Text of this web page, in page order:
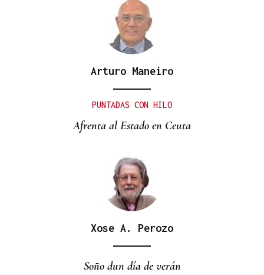
Arturo Maneiro
PUNTADAS CON HILO
Afrenta al Estado en Ceuta
Xose A. Perozo
Soño dun día de verán